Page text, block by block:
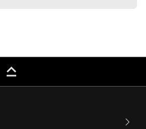
keyboard_capslock